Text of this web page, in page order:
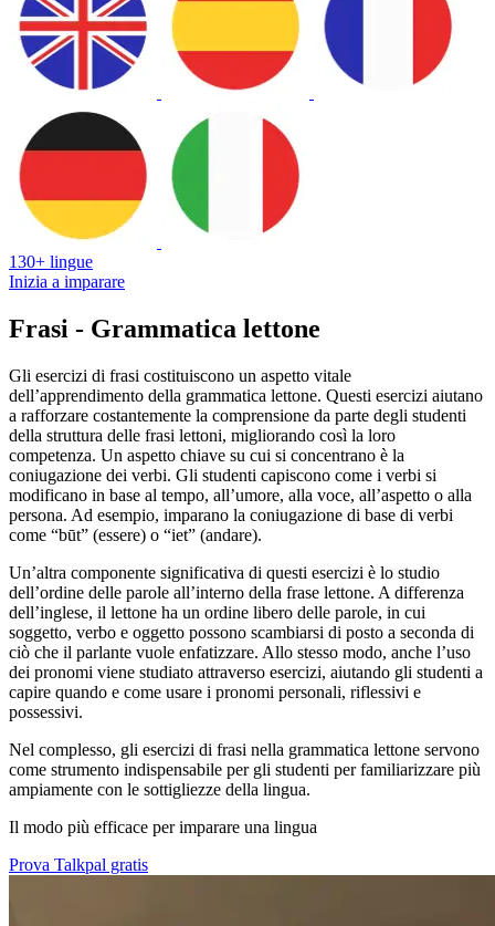
130+ lingue
Inizia a imparare
Frasi - Grammatica lettone
Gli esercizi di frasi costituiscono un aspetto vitale
dell’apprendimento della grammatica lettone. Questi esercizi aiutano
a rafforzare costantemente la comprensione da parte degli studenti
della struttura delle frasi lettoni, migliorando così la loro
competenza. Un aspetto chiave su cui si concentrano è la
coniugazione dei verbi. Gli studenti capiscono come i verbi si
modificano in base al tempo, all’umore, alla voce, all’aspetto o alla
persona. Ad esempio, imparano la coniugazione di base di verbi
come “būt” (essere) o “iet” (andare).
Un’altra componente significativa di questi esercizi è lo studio
dell’ordine delle parole all’interno della frase lettone. A differenza
dell’inglese, il lettone ha un ordine libero delle parole, in cui
soggetto, verbo e oggetto possono scambiarsi di posto a seconda di
ciò che il parlante vuole enfatizzare. Allo stesso modo, anche l’uso
dei pronomi viene studiato attraverso esercizi, aiutando gli studenti a
capire quando e come usare i pronomi personali, riflessivi e
possessivi.
Nel complesso, gli esercizi di frasi nella grammatica lettone servono
come strumento indispensabile per gli studenti per familiarizzare più
ampiamente con le sottigliezze della lingua.
Il modo più efficace per imparare una lingua
Prova Talkpal gratis